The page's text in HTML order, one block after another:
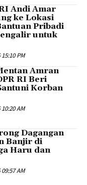
Andi Amar
ke Lokasi
Pribadi
untuk
PM
Amran
RI Beri
Korban
AM
Dagangan
Banjir di
Haru dan
AM